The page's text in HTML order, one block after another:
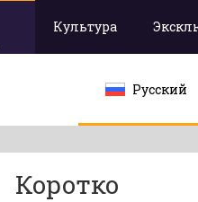
Культура
Русский
Коротко